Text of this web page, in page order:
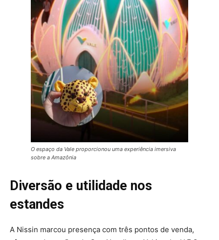
O espaço da Vale proporcionou uma experiência imersiva
sobre a Amazônia
Diversão e utilidade nos
estandes
A Nissin marcou presença com três pontos de venda,